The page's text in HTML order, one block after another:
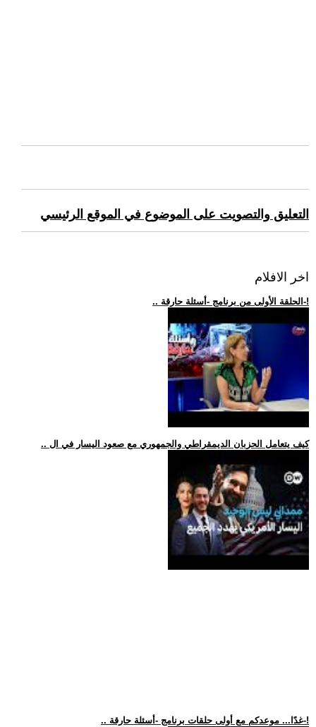
التعليق والتصويت على الموضوع في الموقع الرئيسي
اخر الافلام
.. الحلقة الأولى من برنامج -أسئلة حارقة-!
.. كيف يتعامل الحزبان الديمقراطي والجمهوري مع صعود اليسار في ال
.. غدًا... موعدكم مع أولى حلقات برنامج -أسئلة حارقة-!